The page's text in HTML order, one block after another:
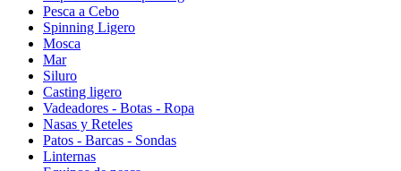
Pesca a Cebo
Spinning Ligero
Mosca
Mar
Siluro
Casting ligero
Vadeadores - Botas - Ropa
Nasas y Reteles
Patos - Barcas - Sondas
Linternas